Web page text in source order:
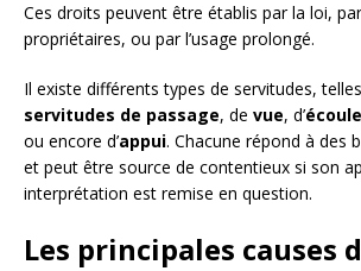
Ces droits peuvent être établis par la loi,
propriétaires, ou par l’usage prolongé.
Il existe différents types de servitudes,
servitudes de passage, de vue, d’
ou encore d’appui. Chacune répond à des
et peut être source de contentieux si son
interprétation est remise en question.
Les principales causes